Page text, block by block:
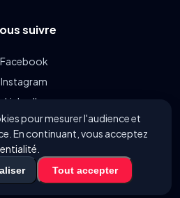
suivre
Facebook
Instagram
LinkedIn
Linkin.bio
- Tous les droits réservés.
pour mesurer l'audience et
En continuant, vous acceptez
Tout accepter